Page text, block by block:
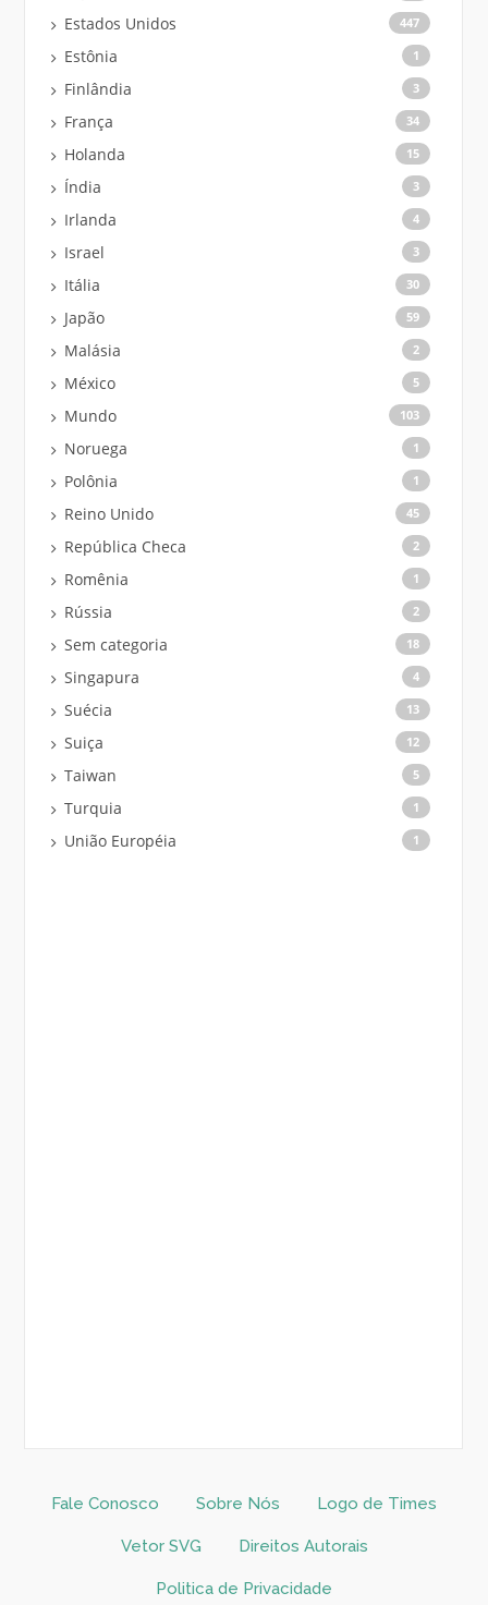
Estados Unidos 447
Estônia 1
Finlândia 3
França 34
Holanda 15
Índia 3
Irlanda 4
Israel 3
Itália 30
Japão 59
Malásia 2
México 5
Mundo 103
Noruega 1
Polônia 1
Reino Unido 45
República Checa 2
Romênia 1
Rússia 2
Sem categoria 18
Singapura 4
Suécia 13
Suiça 12
Taiwan 5
Turquia 1
União Européia 1
Fale Conosco Sobre Nós Logo de Times
Vetor SVG Direitos Autorais
Politica de Privacidade